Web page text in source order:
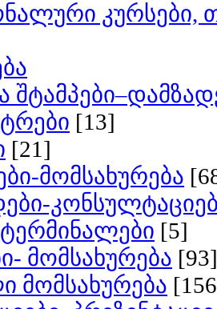
კურსები,
[13]
[21]
მომსახურება
[5]
მომსახურება [93]
მომსახურება